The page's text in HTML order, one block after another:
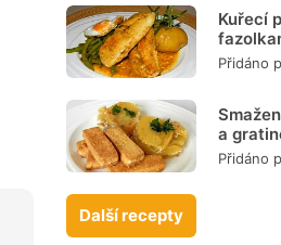
Kuřecí
Přidáno
a
Přidáno
Další recepty